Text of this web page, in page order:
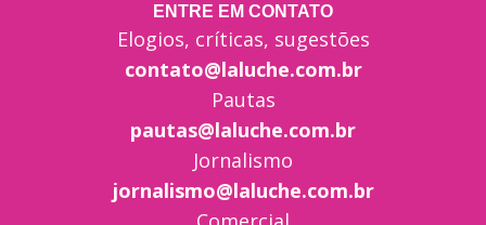
ENTRE EM CONTATO
Elogios, críticas, sugestões
contato@laluche.com.br
Pautas
pautas@laluche.com.br
Jornalismo
jornalismo@laluche.com.br